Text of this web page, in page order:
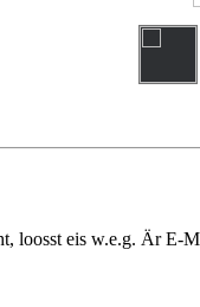
loosst eis w.e.g. Är E-